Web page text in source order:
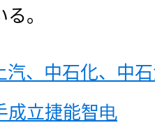
。
汽、中石化、中
成立捷能智电